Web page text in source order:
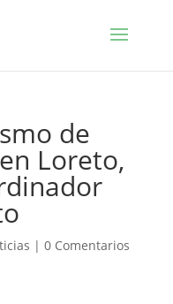
de
Loreto,
| 0 Comentarios